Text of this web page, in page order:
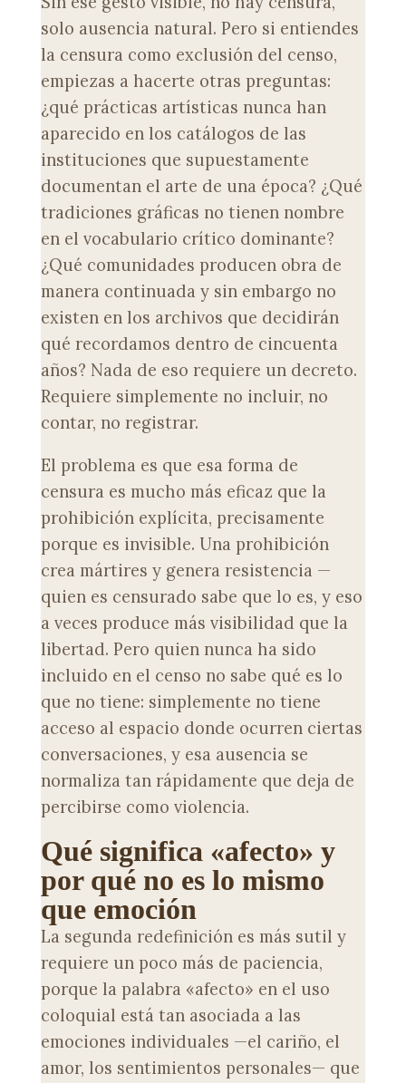
solo ausencia natural. Pero si entiendes
la censura como exclusión del censo,
empiezas a hacerte otras preguntas:
¿qué prácticas artísticas nunca han
aparecido en los catálogos de las
instituciones que supuestamente
documentan el arte de una época? ¿Qué
tradiciones gráficas no tienen nombre
en el vocabulario crítico dominante?
¿Qué comunidades producen obra de
manera continuada y sin embargo no
existen en los archivos que decidirán
qué recordamos dentro de cincuenta
años? Nada de eso requiere un decreto.
Requiere simplemente no incluir, no
contar, no registrar.
El problema es que esa forma de
censura es mucho más eficaz que la
prohibición explícita, precisamente
porque es invisible. Una prohibición
crea mártires y genera resistencia —
quien es censurado sabe que lo es, y eso
a veces produce más visibilidad que la
libertad. Pero quien nunca ha sido
incluido en el censo no sabe qué es lo
que no tiene: simplemente no tiene
acceso al espacio donde ocurren ciertas
conversaciones, y esa ausencia se
normaliza tan rápidamente que deja de
percibirse como violencia.
Qué significa «afecto» y
por qué no es lo mismo
que emoción
La segunda redefinición es más sutil y
requiere un poco más de paciencia,
porque la palabra «afecto» en el uso
coloquial está tan asociada a las
emociones individuales —el cariño, el
amor, los sentimientos personales— que